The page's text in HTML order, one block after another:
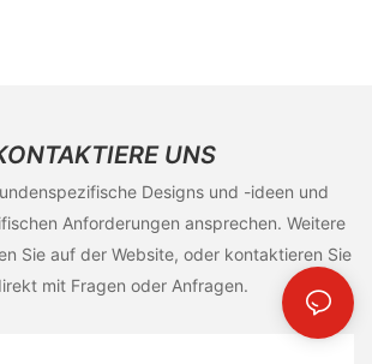
UNS
Designs und -ideen und
Anforderungen ansprechen. Weitere
Sie auf der Website, oder kontaktieren Sie
mit Fragen oder Anfragen.